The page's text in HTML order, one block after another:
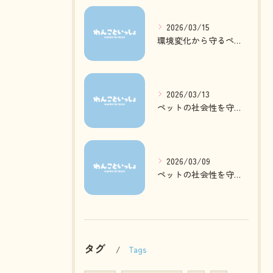
2026/03/15
環境変化から守るペットの心身ケア方法
2026/03/13
ペットの社会性を守る日常ケアとは
2026/03/09
ペットの社会性を守る質の高いお預かりとは
タグ Tags